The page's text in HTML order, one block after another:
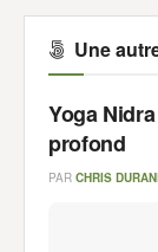
Une
Yoga
profond
PAR CHRIS